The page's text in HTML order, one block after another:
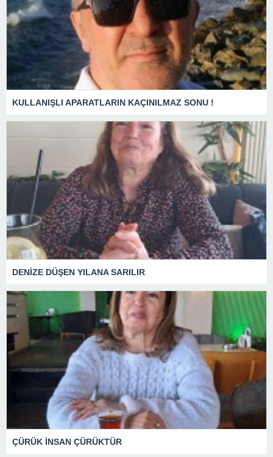
KULLANIŞLI APARATLARIN KAÇINILMAZ SONU !
DENİZE DÜŞEN YILANA SARILIR
ÇÜRÜK İNSAN ÇÜRÜKTÜR